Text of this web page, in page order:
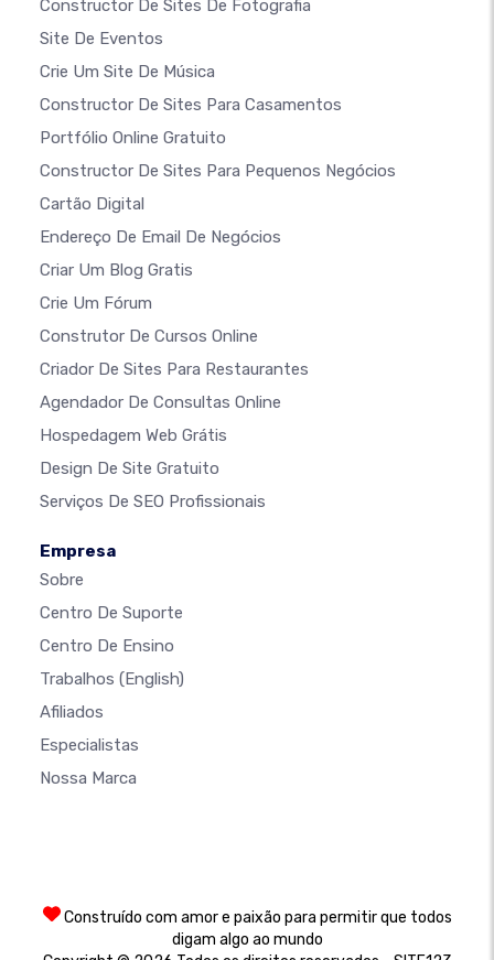
Constructor De Sites De Fotografia
Site De Eventos
Crie Um Site De Música
Constructor De Sites Para Casamentos
Portfólio Online Gratuito
Constructor De Sites Para Pequenos Negócios
Cartão Digital
Endereço De Email De Negócios
Criar Um Blog Gratis
Crie Um Fórum
Construtor De Cursos Online
Criador De Sites Para Restaurantes
Agendador De Consultas Online
Hospedagem Web Grátis
Design De Site Gratuito
Serviços De SEO Profissionais
Empresa
Sobre
Centro De Suporte
Centro De Ensino
Trabalhos (English)
Afiliados
Especialistas
Nossa Marca
Construído com amor e paixão para permitir que todos
digam algo ao mundo